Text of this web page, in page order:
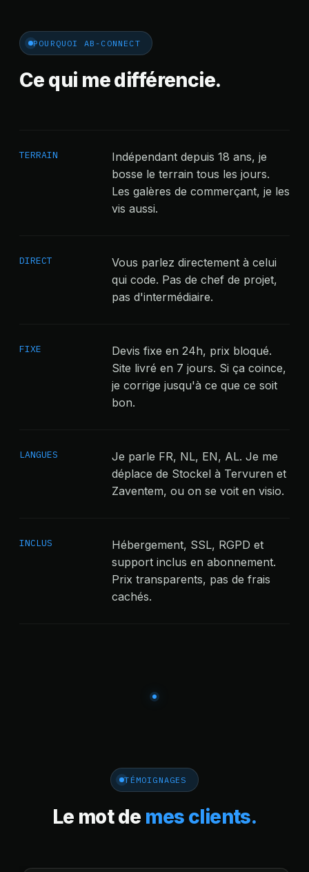
POURQUOI AB-CONNECT
Ce qui me différencie.
TERRAIN
Indépendant depuis 18 ans, je
bosse le terrain tous les jours.
Les galères de commerçant, je les
vis aussi.
DIRECT
Vous parlez directement à celui
qui code. Pas de chef de projet,
pas d'intermédiaire.
FIXE
Devis fixe en 24h, prix bloqué.
Site livré en 7 jours. Si ça coince,
je corrige jusqu'à ce que ce soit
bon.
LANGUES
Je parle FR, NL, EN, AL. Je me
déplace de Stockel à Tervuren et
Zaventem, ou on se voit en visio.
INCLUS
Hébergement, SSL, RGPD et
support inclus en abonnement.
Prix transparents, pas de frais
cachés.
TÉMOIGNAGES
Le mot de mes clients.